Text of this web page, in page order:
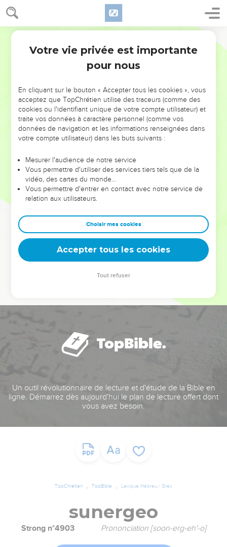
NE MANQUEZ PAS L’ÉVÉNEMENT
DE L’ANNÉE !
ET SI LEURS ERREURS POUVAIENT VOUS ÉVITER LES
VOTRES ?
leur foi ou leur vision. Mais on voit moins les doutes, les erreurs
et les saisons difficiles qu'ils ont traversés, alors même que ce
sont elles qui les ont façonnés.
Dans cette conférence, leaders, entrepreneurs, et responsables
clés pour avancer avec plus de sagesse afin que leurs erreurs
deviennent vos tremplins. Que vous guidiez un ministère, une
équipe, un groupe ou une famille, leur expérience est faite
Un outil révolutionnaire de lecture et d'étude de la Bible en
ligne. Démarrez dès aujourd'hui le plan de lecture offert dont
vous avez besoin.
TopChrétien TopBible Lexique Hébreu / Grec
sunergeo
Strong n°4903 Prononciation [soon-erg-eh'-o]
Votre vie privée est importante
pour nous
En cliquant sur le bouton « Accepter tous les cookies », vous
acceptez que TopChrétien utilise des traceurs (comme des
cookies ou l'identifiant unique de votre compte utilisateur) et
traite vos données à caractère personnel (comme vos
données de navigation et les informations renseignées dans
votre compte utilisateur) dans les buts suivants :
Mesurer l'audience de notre service
Vous permettre d'utiliser des services tiers tels que de la
vidéo, des cartes du monde…
Vous permettre d'entrer en contact avec notre service de
relation aux utilisateurs.
Choisir mes cookies
Accepter tous les cookies
Tout refuser